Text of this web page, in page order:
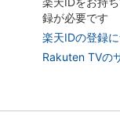
録が必要です
楽天IDの登録
Rakuten TVの